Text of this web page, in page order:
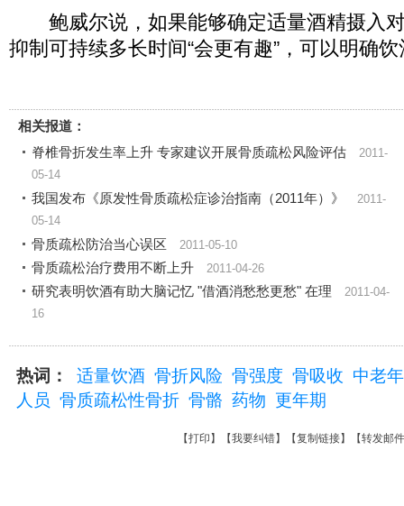
鲍威尔说，如果能够确定适量酒精摄入
抑制可持续多长时间“会更有趣”，可以明确
相关报道：
脊椎骨折发生率上升 专家建议开展骨质疏松风险评估
2011-
05-14
我国发布《原发性骨质疏松症诊治指南（2011年）》
2011-
05-14
骨质疏松防治当心误区
2011-05-10
骨质疏松治疗费用不断上升 2011-04-26
研究表明饮酒有助大脑记忆 "借酒消愁愁更愁" 在理 2011-04-
16
热词： 适量饮酒 骨折风险 骨强度 骨吸收 中老
人员 骨质疏松性骨折 骨骼 药物 更年期
【打印 】【我要纠错】【复制链接】【转发邮件